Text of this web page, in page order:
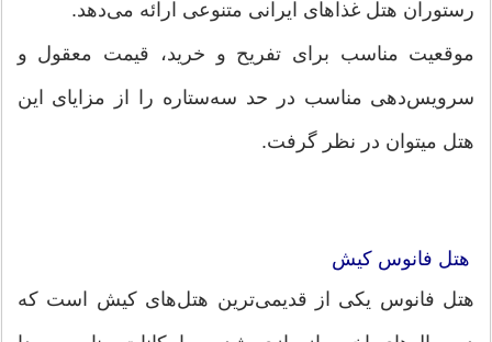
رستوران هتل غذاهای ایرانی متنوعی ارائه می‌دهد.
موقعیت مناسب برای تفریح و خرید، قیمت معقول و
سرویس‌دهی مناسب در حد سه‌ستاره را از مزایای این
هتل میتوان در نظر گرفت.
هتل فانوس کیش
هتل فانوس یکی از قدیمی‌ترین هتل‌های کیش است که